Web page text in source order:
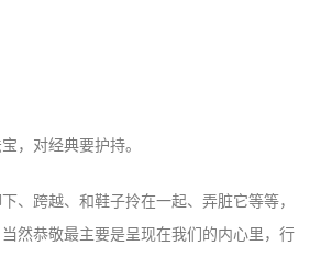
，对经典要护持。
、跨越、和鞋子拎在一起、弄脏它等等，
然恭敬最主要是呈现在我们的内心里，行